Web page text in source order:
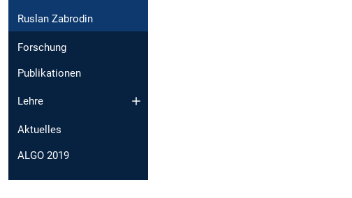
Ruslan Zabrodin
Forschung
Publikationen
Lehre
Aktuelles
ALGO 2019